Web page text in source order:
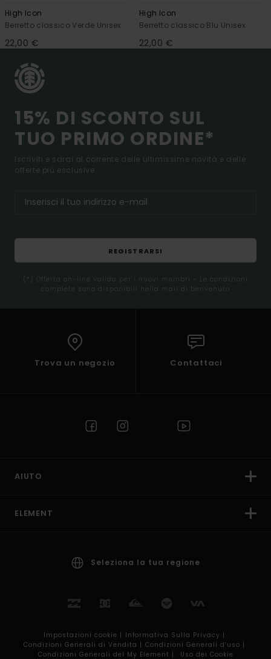
High Icon
Berretto classico Verde Unisex
22,00 €
High Icon
Berretto classico Blu Unisex
22,00 €
15% DI SCONTO SUL
TUO PRIMO ORDINE*
Iscriviti e sarai al corrente delle ultimissime novità e delle
offerte più esclusive.
REGISTRARSI
(*) Offerta on-line valida per i nuovi membri - Le condizioni
complete sono disponibili nella mail di benvenuto
Trova un negozio Contattaci
AIUTO
ELEMENT
Seleziona la tua regione
Impostazioni cookie | Informativa Sulla Privacy |
Condizioni Generali di Vendita | Condizioni Generali d’uso |
Condizioni Generali del My Element |
Uso dei Cookie